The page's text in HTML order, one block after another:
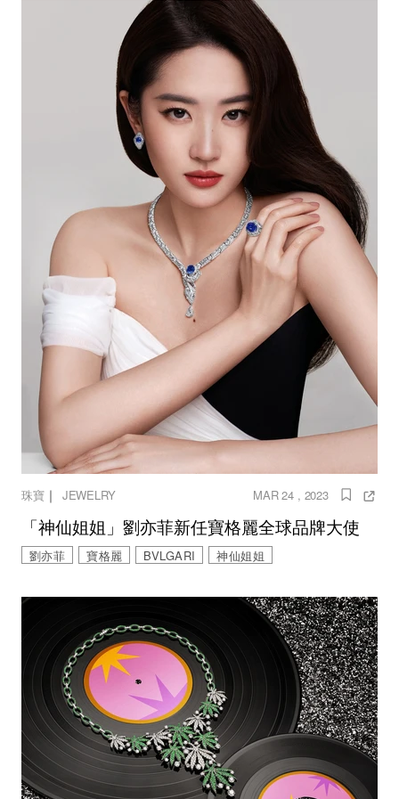
珠寶｜ JEWELRY MAR 24 , 2023
「神仙姐姐」劉亦菲新任寶格麗全球品牌大使
劉亦菲 寶格麗 BVLGARI 神仙姐姐